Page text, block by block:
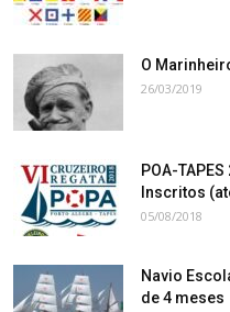
O
26/03/2019
POA-
Inscritos
05/08/2018
Navio
de 4 meses